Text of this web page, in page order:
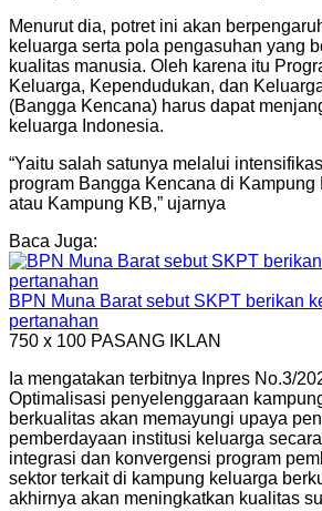
Menurut dia, potret ini akan
keluarga serta pola pengasuhan yang
kualitas manusia. Oleh karena itu
Keluarga, Kependudukan, dan
(Bangga Kencana) harus dapat
keluarga Indonesia.
“Yaitu salah satunya melalui
program Bangga Kencana di
atau Kampung KB,” ujarnya
Baca Juga:
BPN Muna Barat sebut SKPT berikan
pertanahan
750 x 100 PASANG IKLAN
Ia mengatakan terbitnya Inpres No.3/
Optimalisasi penyelenggaraan
berkualitas akan memayungi upaya
pemberdayaan institusi keluarga
integrasi dan konvergensi program
sektor terkait di kampung keluarga
akhirnya akan meningkatkan kualitas